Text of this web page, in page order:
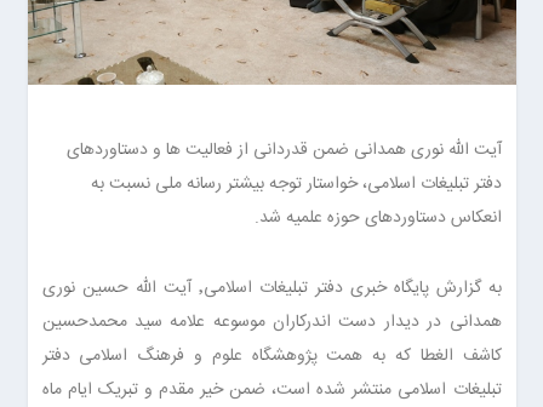
آیت الله نوری همدانی ضمن قدردانی از فعالیت ها و دستاوردهای
دفتر تبلیغات اسلامی، خواستار توجه بیشتر رسانه ملی نسبت به
انعکاس دستاوردهای حوزه علمیه شد.
به گزارش پایگاه خبری دفتر تبلیغات اسلامی٬ آیت الله حسین نوری
همدانی در دیدار دست اندرکاران موسوعه علامه سید محمدحسین
کاشف الغطا که به همت پژوهشگاه علوم و فرهنگ اسلامی دفتر
تبلیغات اسلامی منتشر شده است، ضمن خیر مقدم و تبریک ایام ماه